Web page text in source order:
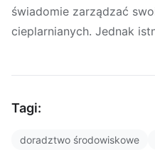
świadomie zarządzać
cieplarnianych. Jednak
Tagi:
doradztwo środowiskowe